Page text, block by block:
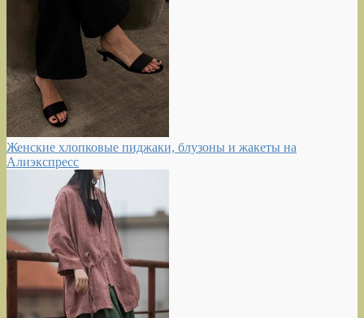
Женские хлопковые пиджаки, блузоны и жакеты на
Алиэкспресс